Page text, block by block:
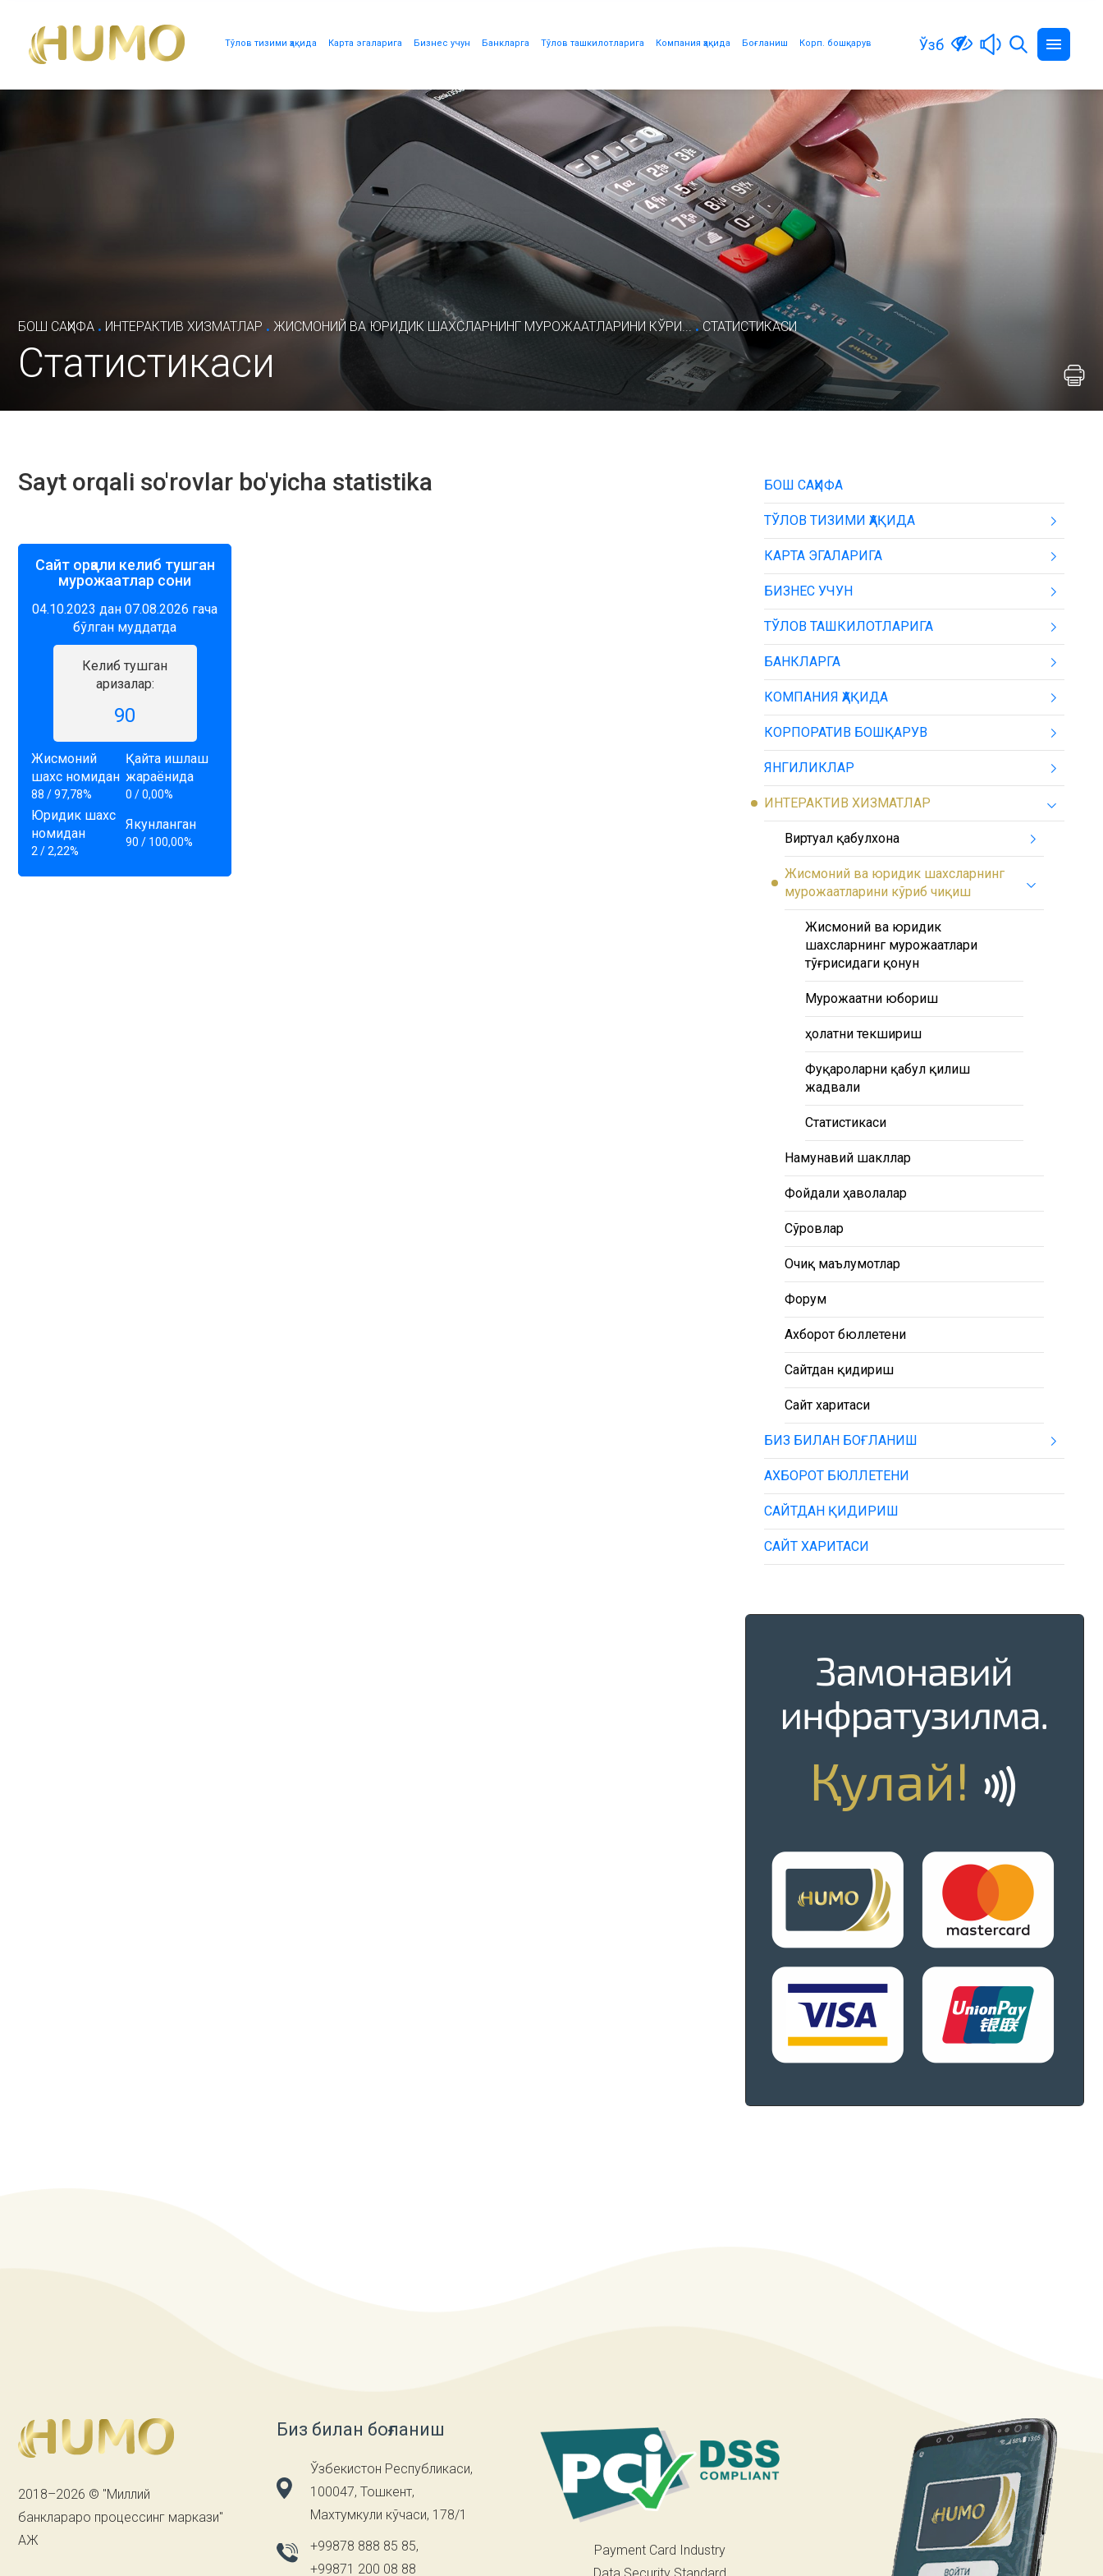
Тўлов тизими ҳақида Карта эгаларига Бизнес учун Банкларга Тўлов ташкилотларига Компания ҳақида Боғланиш Корп. бошқарув Ўзб
БОШ САҲИФА . ИНТЕРАКТИВ ХИЗМАТЛАР . ЖИСМОНИЙ ВА ЮРИДИК ШАХСЛАРНИНГ МУРОЖААТЛАРИНИ КЎРИ... .СТАТИСТИКАСИ
Статистикаси
Sayt orqali so'rovlar bo'yicha statistika
Сайт орқали келиб тушган
мурожаатлар сони
04.10.2023 дан 07.08.2026 гача
бўлган муддатда
Келиб тушган
аризалар:
90
Жисмоний
шахс номидан
88 / 97,78%
Қайта ишлаш
жараёнида
0 / 0,00%
Юридик шахс
номидан
2 / 2,22%
Якунланган
90 / 100,00%
БОШ САҲИФА
ТЎЛОВ ТИЗИМИ ҲАҚИДА
КАРТА ЭГАЛАРИГА
БИЗНЕС УЧУН
ТЎЛОВ ТАШКИЛОТЛАРИГА
БАНКЛАРГА
КОМПАНИЯ ҲАҚИДА
КОРПОРАТИВ БОШҚАРУВ
ЯНГИЛИКЛАР
ИНТЕРАКТИВ ХИЗМАТЛАР
Виртуал қабулхона
Жисмоний ва юридик шахсларнинг
мурожаатларини кўриб чиқиш
Жисмоний ва юридик
шахсларнинг мурожаатлари
тўғрисидаги қонун
Мурожаатни юбориш
ҳолатни текшириш
Фуқароларни қабул қилиш
жадвали
Статистикаси
Намунавий шакллар
Фойдали ҳаволалар
Сўровлар
Очиқ маълумотлар
Форум
Ахборот бюллетени
Сайтдан қидириш
Сайт харитаси
БИЗ БИЛАН БОҒЛАНИШ
АХБОРОТ БЮЛЛЕТЕНИ
САЙТДАН ҚИДИРИШ
САЙТ ХАРИТАСИ
2018–2026 © "Миллий
банклараро процессинг маркази"
АЖ
Биз билан боғланиш
Ўзбекистон Республикаси,
100047, Тошкент,
Махтумкули кўчаси, 178/1
+99878 888 85 85,
+99871 200 08 88
Payment Card Industry